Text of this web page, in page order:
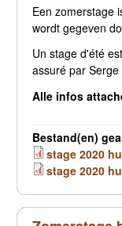
Een zomerstage
wordt gegeven
Un stage d'été
assuré par
Alle infos
Bestand(en)
stage 2020
stage 2020